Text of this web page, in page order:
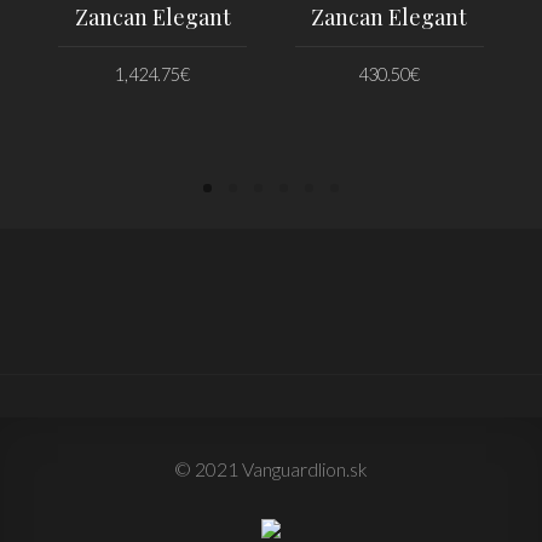
Zancan Elegant
1,424.75€
Zancan Elegant
430.50€
© 2021 Vanguardlion.sk